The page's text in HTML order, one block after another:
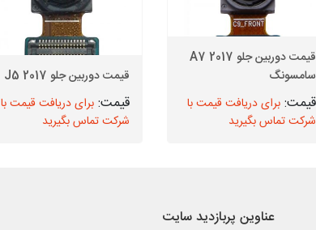
قیمت دوربین جلو A7 2017
سامسونگ
برای دریافت قیمت با
شرکت تماس بگیرید
قیمت دوربین جلو J5 2017
برای دریافت قیمت با
شرکت تماس بگیرید
عناوین پربازدید سایت